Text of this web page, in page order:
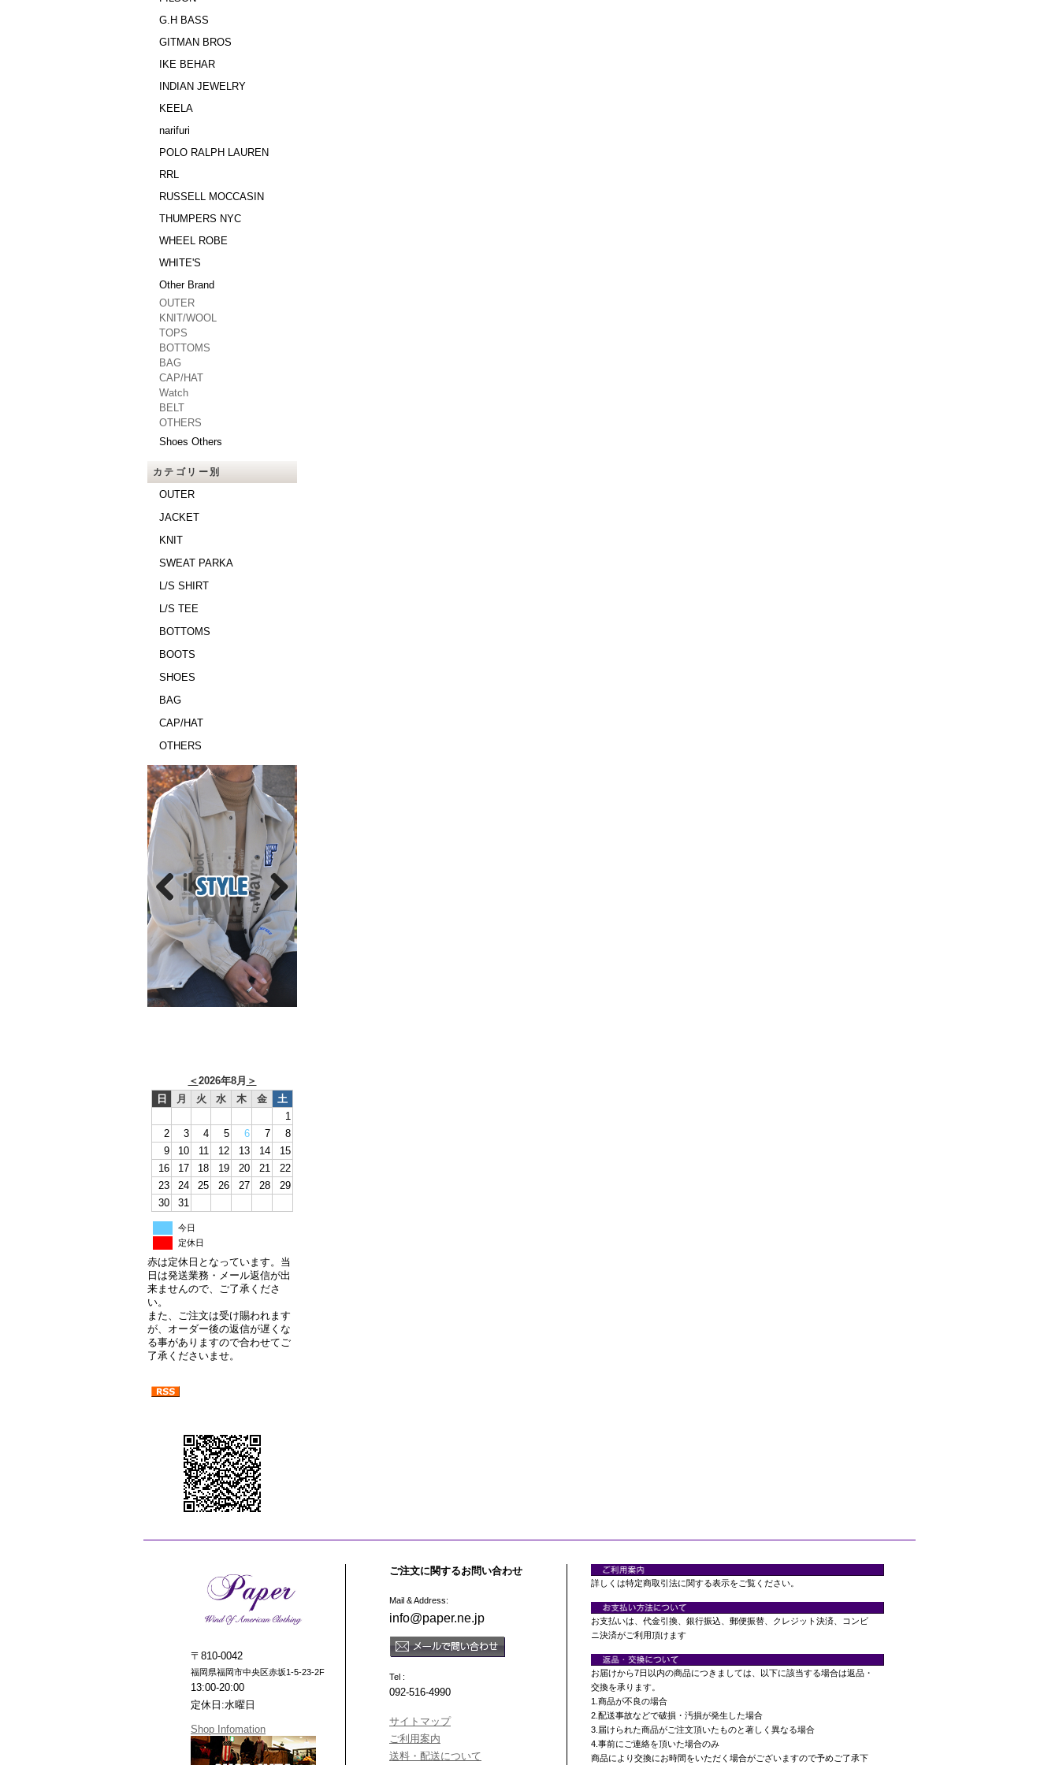
G.H BASS
GITMAN BROS
IKE BEHAR
INDIAN JEWELRY
KEELA
narifuri
POLO RALPH LAUREN
RRL
RUSSELL MOCCASIN
THUMPERS NYC
WHEEL ROBE
WHITE'S
Other Brand
OUTER
KNIT/WOOL
TOPS
BOTTOMS
BAG
CAP/HAT
Watch
BELT
OTHERS
Shoes Others
カテゴリー別
OUTER
JACKET
KNIT
SWEAT PARKA
L/S SHIRT
L/S TEE
BOTTOMS
BOOTS
SHOES
BAG
CAP/HAT
OTHERS
＜2026年8月 ＞
日
月 火 水 木 金
土
1
2
3 4 5 6 7
8
9
10 11 12 13 14
15
16
17 18 19 20 21
22
23
24 25 26 27 28
29
30
31
今日
定休日
赤は定休日となっています。当
日は発送業務・メール返信が出
来ませんので、ご了承くださ
い。
また、ご注文は受け賜われます
が、オーダー後の返信が遅くな
る事がありますので合わせてご
了承くださいませ。
〒810-0042
福岡県福岡市中央区赤坂1-5-23-2F
13:00-20:00
定休日:水曜日
Shop Infomation
ご注文に関するお問い合わせ
Mail & Address:
info@paper.ne.jp
Tel :
092-516-4990
サイトマップ
ご利用案内
送料・配送について
詳しくは特定商取引法に関する表示をご覧ください。
お支払いは、代金引換、銀行振込、郵便振替、クレジット決済、コンビ
ニ決済がご利用頂けます
お届けから7日以内の商品につきましては、以下に該当する場合は返品・
交換を承ります。
1.商品が不良の場合
2.配送事故などで破損・汚損が発生した場合
3.届けられた商品がご注文頂いたものと著しく異なる場合
4.事前にご連絡を頂いた場合のみ
商品により交換にお時間をいただく場合がございますので予めご了承下